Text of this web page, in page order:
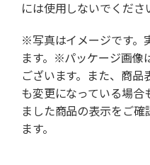
には使用しないでくださ
※写真はイメージです。
ます。※パッケージ画像
ございます。また、商品
も変更になっている場合
ました商品の表示をご
ます。